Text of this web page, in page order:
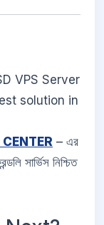
VPS Server
solution in
– এর
সার্ভিস নিশ্চিত